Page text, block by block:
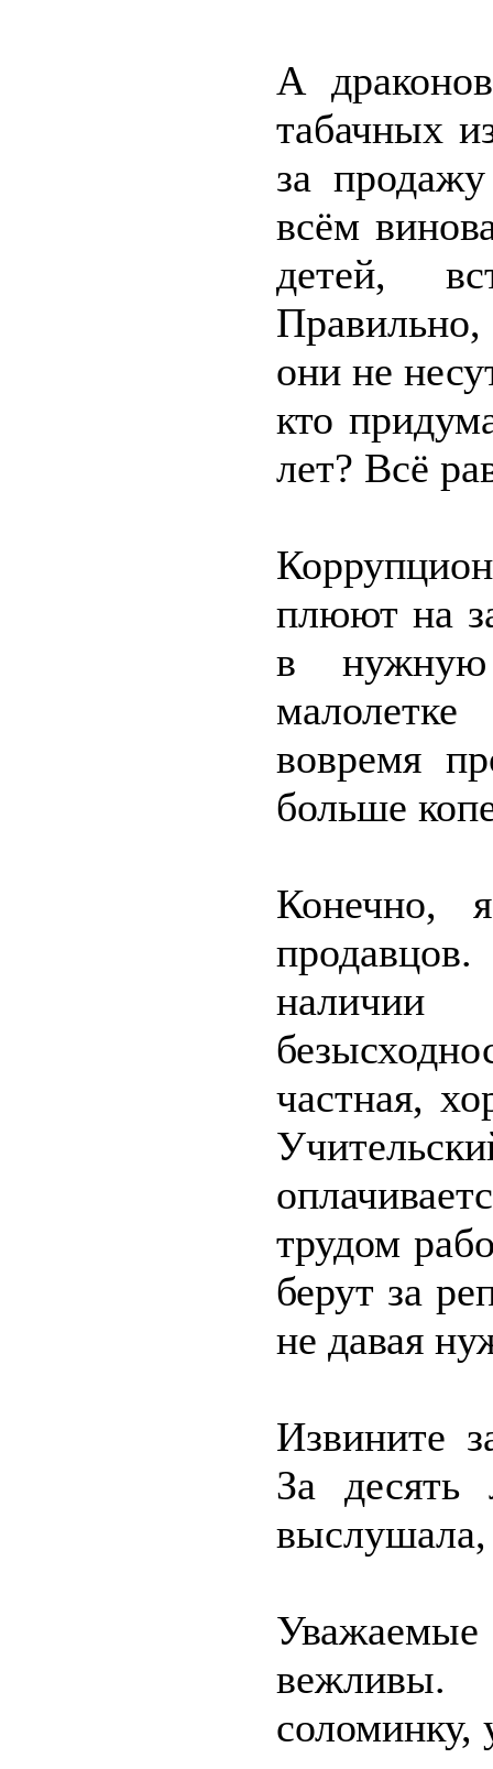
А
табачных
за
всём
детей,
они не
кто
лет? Всё
плюют на
в
вовремя
больше
Конечно,
частная,
трудом
берут за
не давая
Извините
За десять
соломинку,